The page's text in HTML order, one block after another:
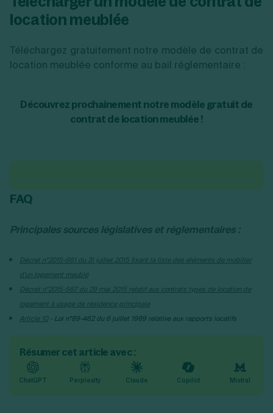
location meublée
Téléchargez gratuitement notre modèle de contrat de
location meublée conforme au bail réglementaire :
Découvrez prochainement notre modèle gratuit de
contrat de location meublée !
FAQ
Principales sources législatives et réglementaires :
Décret n°2015-981 du 31 juillet 2015 fixant la liste des éléments de mobilier
d'un logement meublé
Décret n°2015-587 du 29 mai 2015 relatif aux contrats types de location de
logement à usage de résidence principale
Article 10- Loi n°89-462 du 6 juillet 1989 relative aux rapports locatifs
Résumer cet article avec :
ChatGPT Perplexity Claude Copilot Mistral